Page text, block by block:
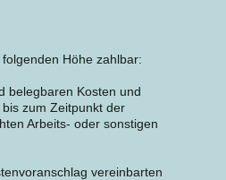
Höhe zahlbar:
belegbaren Kosten und
zum Zeitpunkt der
Arbeits- oder sonstigen
vereinbarten